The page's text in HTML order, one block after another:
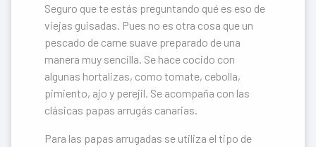
Seguro que te estás preguntando qué es eso de
viejas guisadas. Pues no es otra cosa que un
pescado de carne suave preparado de una
manera muy sencilla. Se hace cocido con
algunas hortalizas, como tomate, cebolla,
pimiento, ajo y perejil. Se acompaña con las
clásicas papas arrugás canarias.
Para las papas arrugadas se utiliza el tipo de